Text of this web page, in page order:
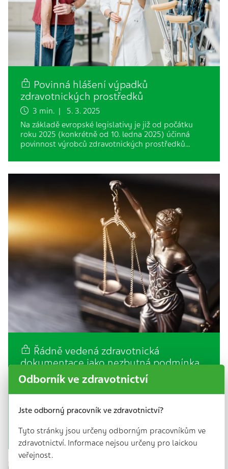
Povinná hlášení výpadků
zdravotnických prostředků
3 min. | 5. 3. 2025
Na základě evropské legislativy je již od počátku
roku 2025 (konkrétně od 10. ledna 2025) účinná
povinnost výrobců zdravotnických prostředků…
Řádně vedená zdravotnická
dokumentace jako nezbytná podmínka
pro úhradu…
rozhodnutí Nejvyššího soudu týkajícímu se toho,
nezbytnou…
Odborník ve zdravotnictví
Jste odborný pracovník ve zdravotnictví?
Tyto stránky jsou určeny odborným pracovníkům ve
zdravotnictví. Informace nejsou určeny pro laickou
veřejnost.